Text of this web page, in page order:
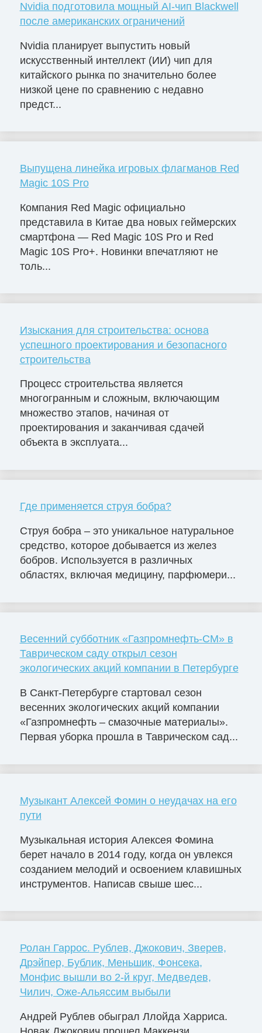
Nvidia подготовила мощный AI-чип Blackwell
после американских ограничений
Nvidia планирует выпустить новый
искусственный интеллект (ИИ) чип для
китайского рынка по значительно более
низкой цене по сравнению с недавно
предст...
Выпущена линейка игровых флагманов Red
Magic 10S Pro
Компания Red Magic официально
представила в Китае два новых геймерских
смартфона — Red Magic 10S Pro и Red
Magic 10S Pro+. Новинки впечатляют не
толь...
Изыскания для строительства: основа
успешного проектирования и безопасного
строительства
Процесс строительства является
многогранным и сложным, включающим
множество этапов, начиная от
проектирования и заканчивая сдачей
объекта в эксплуата...
Где применяется струя бобра?
Струя бобра – это уникальное натуральное
средство, которое добывается из желез
бобров. Используется в различных
областях, включая медицину, парфюмери...
Весенний субботник «Газпромнефть-СМ» в
Таврическом саду открыл сезон
экологических акций компании в Петербурге
В Санкт-Петербурге стартовал сезон
весенних экологических акций компании
«Газпромнефть – смазочные материалы».
Первая уборка прошла в Таврическом сад...
Музыкант Алексей Фомин о неудачах на его
пути
Музыкальная история Алексея Фомина
берет начало в 2014 году, когда он увлекся
созданием мелодий и освоением клавишных
инструментов. Написав свыше шес...
Ролан Гаррос. Рублев, Джокович, Зверев,
Дрэйпер, Бублик, Меньшик, Фонсека,
Монфис вышли во 2-й круг, Медведев,
Чилич, Оже-Альяссим выбыли
Андрей Рублев обыграл Ллойда Харриса.